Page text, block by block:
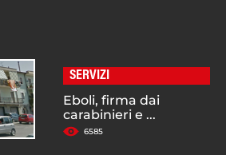
SERVIZI
Eboli, firma dai
carabinieri e ...
6585